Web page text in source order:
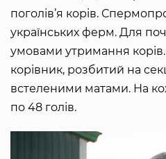
поголів’я корів.
українських ферм. Для
умовами утримання
корівник, розбитий на
встеленими матами. На
по 48 голів.